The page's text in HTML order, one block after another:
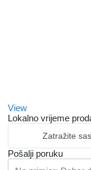
View
Lokalno vrijeme
Zatražite
Pošalji poruku